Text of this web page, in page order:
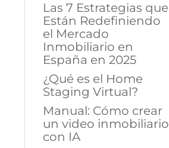
Las 7 Estrategias que
Están Redefiniendo
el Mercado
Inmobiliario en
España en 2025
¿Qué es el Home
Staging Virtual?
Manual: Cómo crear
un video inmobiliario
con IA